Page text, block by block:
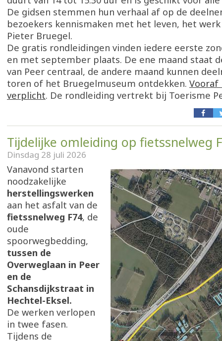
De gidsen stemmen hun verhaal af op de
bezoekers kennismaken met het leven, het
Pieter Bruegel.
De gratis rondleidingen vinden iedere eerste
en met september plaats. De ene maand staat
van Peer centraal, de andere maand kunnen
toren of het Bruegelmuseum ontdekken. Vooraf
verplicht. De rondleiding vertrekt bij Toerisme
Tijdelijke omleiding op fietssnelweg
Dinsdag 28 juli 2026
Vanavond starten
noodzakelijke
herstellingswerken
aan het asfalt van de
fietssnelweg F74, de
oude
spoorwegbedding,
tussen de
Overweglaan in Peer
en de
Schansdijkstraat in
Hechtel-Eksel.
De werken verlopen
in twee fasen.
Tijdens de